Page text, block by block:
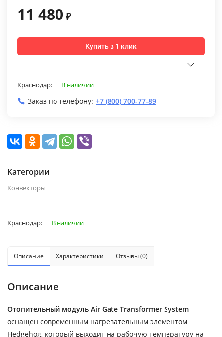
11 480 ₽
Купить в 1 клик
Краснодар: В наличии
Заказ по телефону: +7 (800) 700-77-89
Категории
Конвекторы
Краснодар: В наличии
Описание Характеристики Отзывы (0)
Описание
Отопительный модуль Air Gate Transformer System
оснащен современным нагревательным элементом
Hedgehog, который выходит на рабочую температуру на